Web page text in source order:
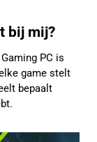
bij mij?
PC is
game stelt
bepaalt